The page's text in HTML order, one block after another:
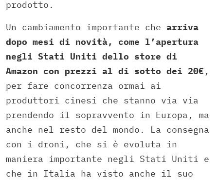
prodotto.
Un cambiamento importante che arriva
dopo mesi di novità, come l’apertura
negli Stati Uniti dello store di
Amazon con prezzi al di sotto dei 20€ ,
per fare concorrenza ormai ai
produttori cinesi che stanno via via
prendendo il sopravvento in Europa, ma
anche nel resto del mondo. La consegna
con i droni, che si è evoluta in
maniera importante negli Stati Uniti e
che in Italia ha visto anche il suo